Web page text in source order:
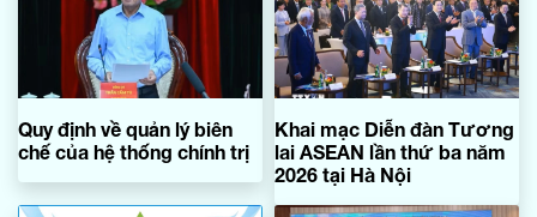
Quy định về quản lý biên
chế của hệ thống chính trị
Khai mạc Diễn đàn Tương
lai ASEAN lần thứ ba năm
2026 tại Hà Nội